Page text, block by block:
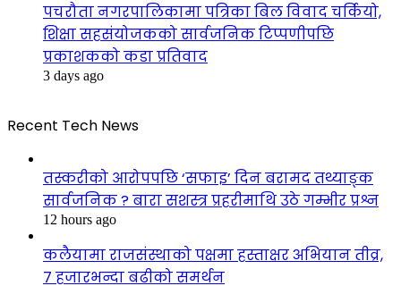
पचरौता नगरपालिकामा पत्रिका बिल विवाद चर्कियो,
शिक्षा सहसंयोजकको सार्वजनिक टिप्पणीपछि
प्रकाशकको कडा प्रतिवाद
3 days ago
Recent Tech News
तस्करीको आरोपपछि ‘सफाइ’ दिन बरामद तथ्याङ्क
सार्वजनिक ? बारा सशस्त्र प्रहरीमाथि उठे गम्भीर प्रश्न
12 hours ago
कलैयामा राजसंस्थाको पक्षमा हस्ताक्षर अभियान तीव्र,
७ हजारभन्दा बढीको समर्थन